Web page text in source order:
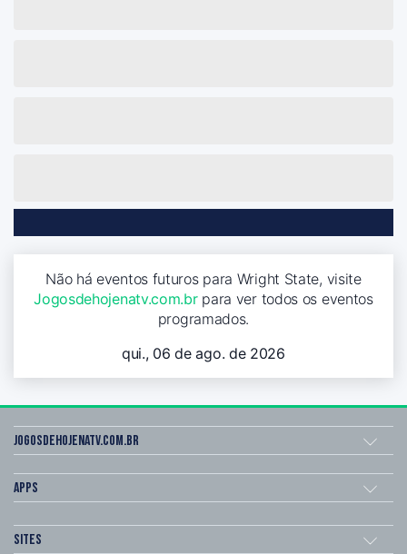
Não há eventos futuros para Wright State, visite
Jogosdehojenatv.com.brpara ver todos os eventos
programados.
qui., 06 de ago. de 2026
Jogosdehojenatv.com.br
Apps
Sites